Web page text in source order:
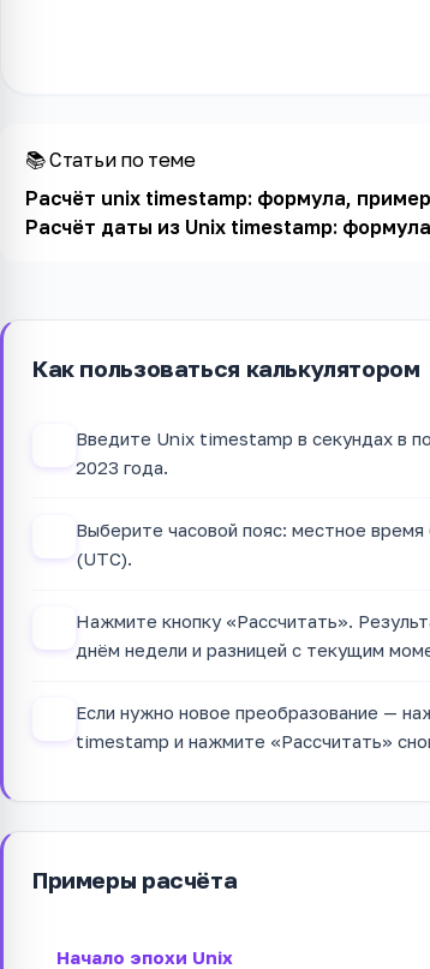
📚 Статьи по теме
Расчёт unix timestamp: формула,
Расчёт даты из Unix timestamp:
Как пользоваться калькулятором
Введите Unix timestamp в секундах в
2023 года.
Выберите часовой пояс: местное
(UTC).
Нажмите кнопку «Рассчитать».
днём недели и разницей с текущим
Если нужно новое преобразование —
timestamp и нажмите «Рассчитать»
Примеры расчёта
Начало эпохи Unix